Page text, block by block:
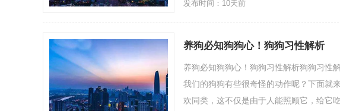
发布时间：10天前
养狗必知狗狗心！狗狗习性解析
养狗必知狗狗心！狗狗习性解析狗狗习性
我们的狗狗有些很奇怪的动作呢？下面就
欢同类，这不仅是由于人能照顾它，给它